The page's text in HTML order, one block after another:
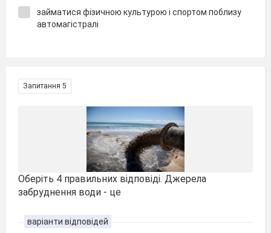
займатися фізичною культурою і спортом поблизу
автомагістралі
Запитання 5
Оберіть 4 правильних відповіді. Джерела
забруднення води - це
варіанти відповідей